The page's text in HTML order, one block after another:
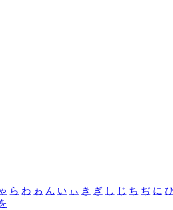
ら わ ゎ ん い ぃ き ぎ し じ ち ぢ に ひ